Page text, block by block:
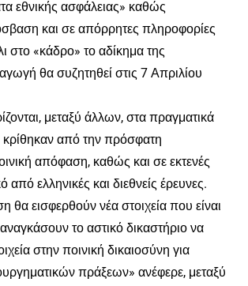
εθνικής ασφάλειας» καθώς
και σε απόρρητες πληροφορίες
στο «κάδρο» το αδίκημα της
θα συζητηθεί στις 7 Απριλίου
μεταξύ άλλων, στα πραγματικά
κρίθηκαν από την πρόσφατη
απόφαση, καθώς και σε εκτενές
από ελληνικές και διεθνείς έρευνες.
θα εισφερθούν νέα στοιχεία που είναι
το αστικό δικαστήριο να
στην ποινική δικαιοσύνη για
πράξεων» ανέφερε, μεταξύ